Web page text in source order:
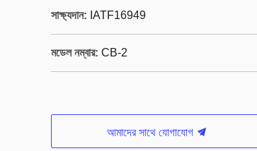
সাক্ষ্যদান: IATF16949
মডেল নম্বার: CB-2
আমাদের সাথে যোগাযোগ